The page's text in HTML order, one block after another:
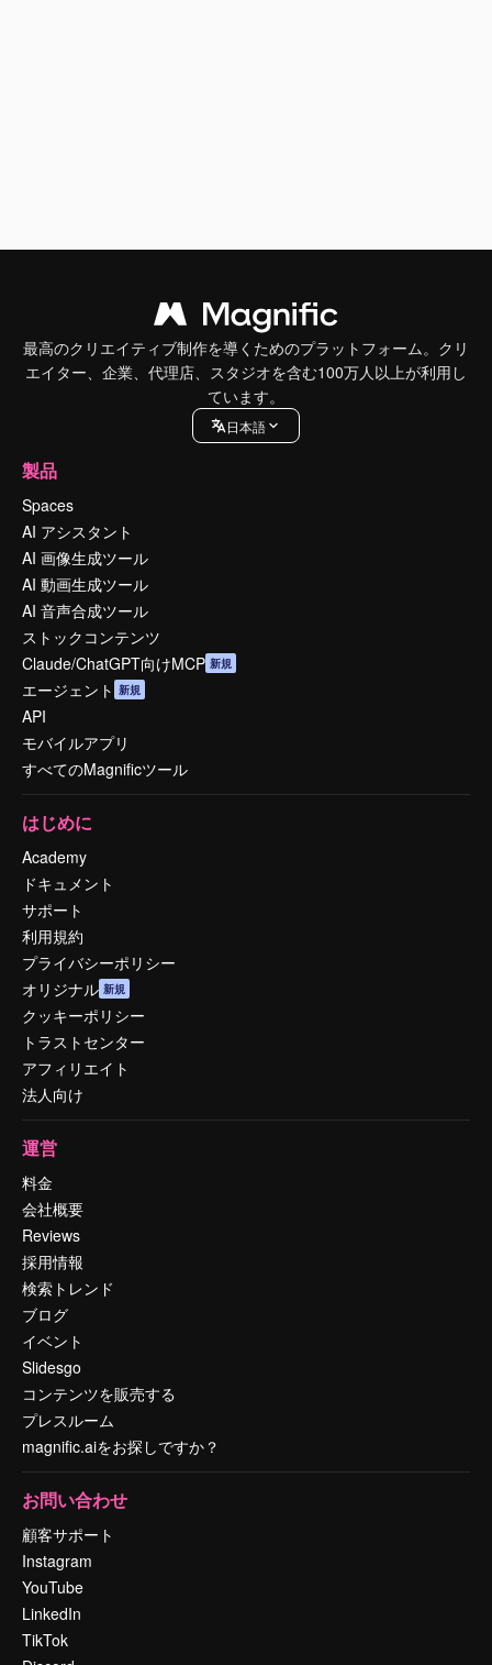
最高のクリエイティブ制作を導くためのプラットフォーム。クリ
エイター、企業、代理店、スタジオを含む100万人以上が利用し
ています。
日本語
製品
Spaces
AI アシスタント
AI 画像生成ツール
AI 動画生成ツール
AI 音声合成ツール
ストックコンテンツ
Claude/ChatGPT向けMCP 新規
エージェント 新規
API
モバイルアプリ
すべてのMagnificツール
はじめに
Academy
ドキュメント
サポート
利用規約
プライバシーポリシー
オリジナル 新規
クッキーポリシー
トラストセンター
アフィリエイト
法人向け
運営
料金
会社概要
Reviews
採用情報
検索トレンド
ブログ
イベント
Slidesgo
コンテンツを販売する
プレスルーム
magnific.aiをお探しですか？
お問い合わせ
顧客サポート
Instagram
YouTube
LinkedIn
TikTok